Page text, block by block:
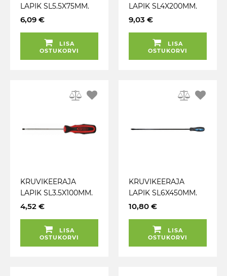
LAPIK SL5.5X75MM.
ERGOTORQUEPLUS
6,09 €
LISA
OSTUKORVI
LAPIK SL4X200MM.
ERGOTORQUEPLUS
9,03 €
LISA
OSTUKORVI
KRUVIKEERAJA
LAPIK SL3.5X100MM.
ERGOTORQUEPLUS
4,52 €
LISA
OSTUKORVI
KRUVIKEERAJA
LAPIK SL6X450MM.
CRV ERITERAS.
10,80 €
LISA
OSTUKORVI